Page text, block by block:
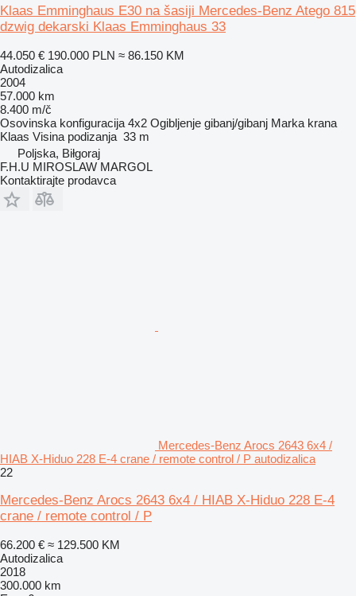
Klaas Emminghaus E30 na šasiji Mercedes-Benz Atego 815
dzwig dekarski Klaas Emminghaus 33
44.050 € 190.000 PLN ≈ 86.150 KM
Autodizalica
2004
57.000 km
8.400 m/č
Osovinska konfiguracija 4x2 Ogibljenje gibanj/gibanj Marka krana
Klaas Visina podizanja 33 m
Poljska, Biłgoraj
F.H.U MIROSLAW MARGOL
Kontaktirajte prodavca
Mercedes-Benz Arocs 2643 6x4 /
HIAB X-Hiduo 228 E-4 crane / remote control / P autodizalica
22
Mercedes-Benz Arocs 2643 6x4 / HIAB X-Hiduo 228 E-4
crane / remote control / P
66.200 € ≈ 129.500 KM
Autodizalica
2018
300.000 km